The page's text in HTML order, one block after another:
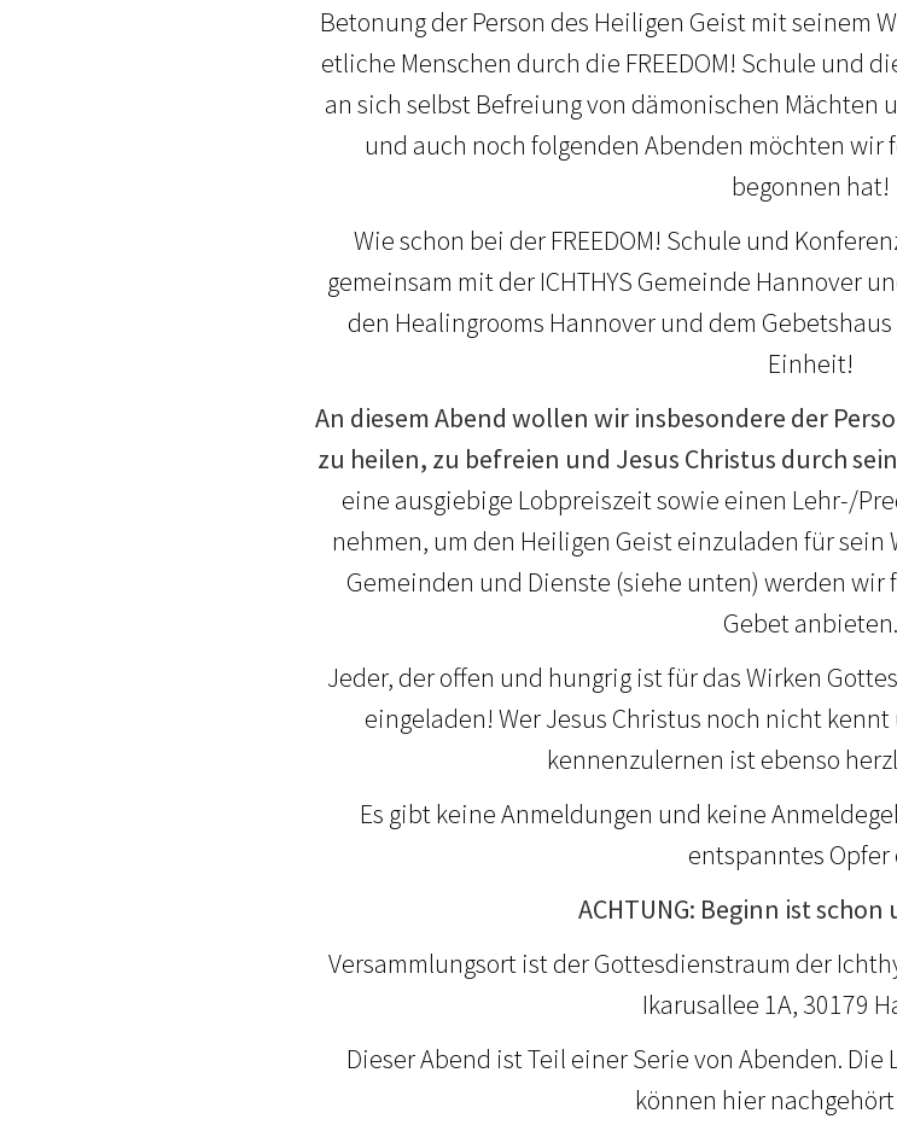
Betonung der Person des Heiligen Geist mit seinem
etliche Menschen durch die FREEDOM! Schule und
an sich selbst Befreiung von dämonischen Mächten
und auch noch folgenden Abenden möchten wir
begonnen hat!
Wie schon bei der FREEDOM! Schule und
gemeinsam mit der ICHTHYS Gemeinde Hannover
den Healingrooms Hannover und dem
Einheit!
An diesem Abend wollen wir insbesondere der
zu heilen, zu befreien und Jesus Christus durch
eine ausgiebige Lobpreiszeit sowie einen Lehr-/
nehmen, um den Heiligen Geist einzuladen für sein
Gemeinden und Dienste (siehe unten) werden wir
Gebet anbieten.
Jeder, der offen und hungrig ist für das Wirken
eingeladen! Wer Jesus Christus noch nicht
kennenzulernen ist ebenso
Es gibt keine Anmeldungen und keine
entspanntes Opfer
ACHTUNG: Beginn ist schon
Versammlungsort ist der Gottesdienstraum der
Ikarusallee 1A, 30179
Dieser Abend ist Teil einer Serie von Abenden.
können hier